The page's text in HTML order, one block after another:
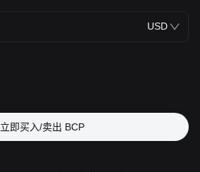
USD
立即买入/卖出 BCP